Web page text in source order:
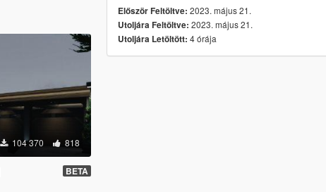
104 370 818
BETA
Először Feltöltve: 2023. május 21.
Utoljára Feltöltve: 2023. május 21.
Utoljára Letöltött: 4 órája